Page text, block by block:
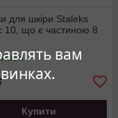
вам
для шкіри Staleks
10, що є частиною 8
Купити